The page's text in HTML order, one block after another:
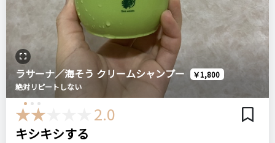
ログイン
注意点
詰め替え用もある
おすすめする人・おすすめしない人
傷んでいる方へ
比較したもの・こちらを選んだ理由
ーを使っていましたが、もう戻れそうにないです。
またリピートすると思います。
MILBON ミルボン
ジェミールフラン ヒートグロス シャンプーJ
リピート回数・頻度
ラサーナ／海そう クリームシャンプー
￥1,800
絶対リピートしない
2.0
キシキシする